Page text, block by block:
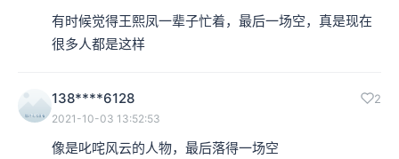
本集编辑：清良
有时候觉得王熙凤一辈子忙着，最后一场空，真是现在
很多人都是这样
138****6128 2
2021-10-03 13:52:53
像是叱咤风云的人物，最后落得一场空